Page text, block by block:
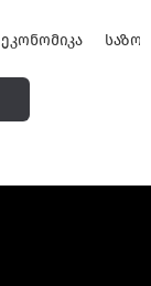
ᲔᲙᲝᲜᲝᲛᲘᲙᲐ